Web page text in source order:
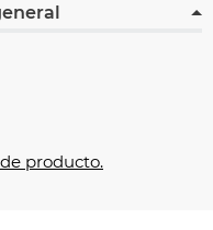
producto.